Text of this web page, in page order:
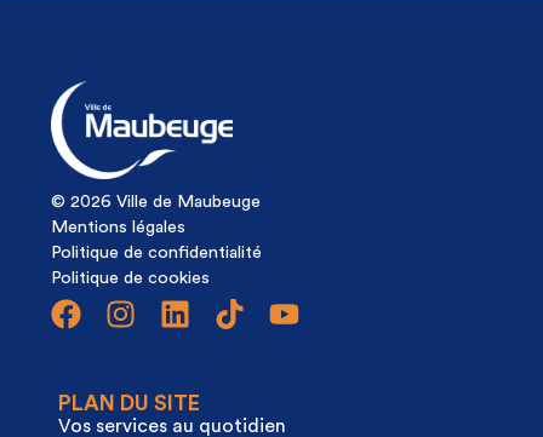
© 2026 Ville de Maubeuge
Mentions légales
Politique de confidentialité
Politique de cookies
PLAN DU SITE
Vos services au quotidien